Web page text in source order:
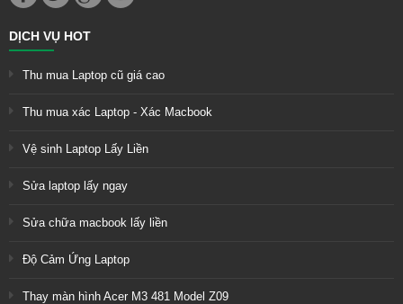
DỊCH VỤ HOT
Thu mua Laptop cũ giá cao
Thu mua xác Laptop - Xác Macbook
Vệ sinh Laptop Lấy Liền
Sửa laptop lấy ngay
Sửa chữa macbook lấy liền
Độ Cảm Ứng Laptop
Thay màn hình Acer M3 481 Model Z09